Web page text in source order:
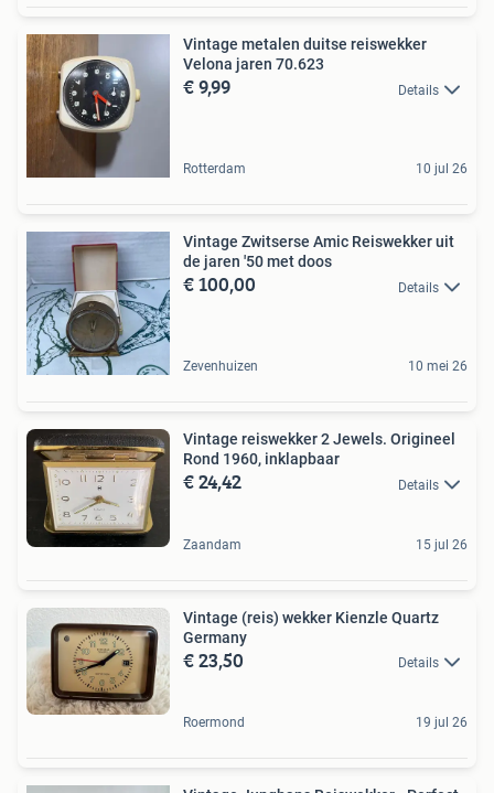
Vintage metalen duitse reiswekker
Velona jaren 70.623
€ 9,99 Details
Rotterdam 10 jul 26
Vintage Zwitserse Amic Reiswekker uit
de jaren '50 met doos
€ 100,00 Details
Zevenhuizen 10 mei 26
Vintage reiswekker 2 Jewels. Origineel
Rond 1960, inklapbaar
€ 24,42 Details
Zaandam 15 jul 26
Vintage (reis) wekker Kienzle Quartz
Germany
€ 23,50 Details
Roermond 19 jul 26